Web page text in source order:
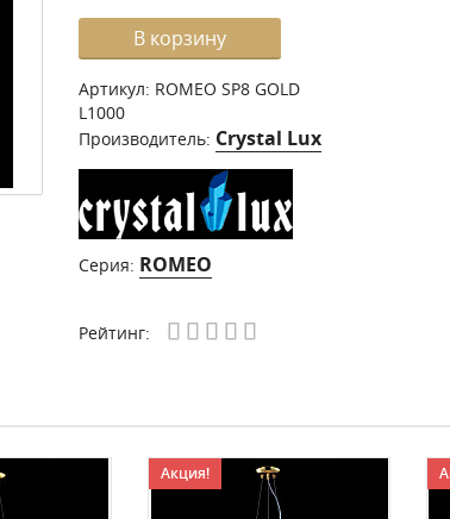
В корзину
Артикул: ROMEO SP8 GOLD
L1000
Производитель: Crystal Lux
Серия: ROMEO
Рейтинг:
Акция!